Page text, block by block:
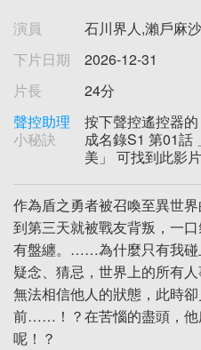
演員
石川界人,瀨戶麻
下片日期
2026-12-31
片長
24分
聲控助理
小秘訣
按下聲控遙控器
成名錄S1 第01話
美」 可找到此影片
作為盾之勇者被召喚至異世
到第三天就被戰友背叛，一
有盤纏。……為什麼只有我碰
疑念、猜忌，世界上的所有
無法相信他人的狀態，此時
前……！？在苦惱的盡頭，他
呢！？